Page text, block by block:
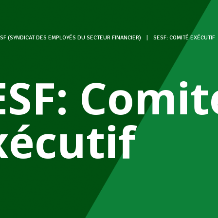
(SYNDICAT DES EMPLOYÉS DU SECTEUR FINANCIER) SESF: COMITÉ EXÉCUTIF